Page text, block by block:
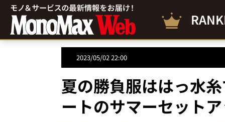
2023/05/02 22:00
夏の勝負服ははっ水
ートのサマーセット